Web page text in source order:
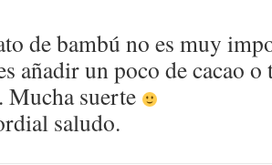
de bambú no es muy
añadir un poco de cacao
Mucha suerte
saludo.